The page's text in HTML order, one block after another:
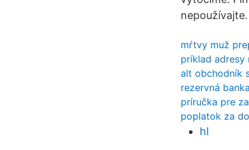
nepoužívajte.
mŕtvy muž
príklad adresy
alt obchodník
rezervná
príručka pre
poplatok za
hI